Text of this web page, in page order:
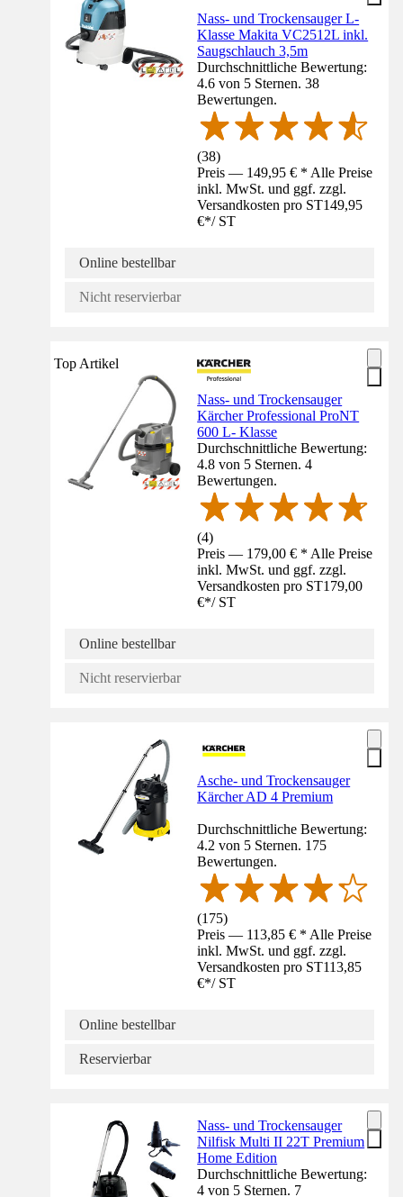
Nass- und Trockensauger L-
Klasse Makita VC2512L inkl.
Saugschlauch 3,5m
Durchschnittliche Bewertung:
4.6 von 5 Sternen. 38
Bewertungen.
(38)
Preis — 149,95 € * Alle Preise
inkl. MwSt. und ggf. zzgl.
Versandkosten pro ST149,95
€*/ ST
Online bestellbar
Nicht reservierbar
Top Artikel
Nass- und Trockensauger
Kärcher Professional ProNT
600 L- Klasse
Durchschnittliche Bewertung:
4.8 von 5 Sternen. 4
Bewertungen.
(4)
Preis — 179,00 € * Alle Preise
inkl. MwSt. und ggf. zzgl.
Versandkosten pro ST179,00
€*/ ST
Online bestellbar
Nicht reservierbar
Asche- und Trockensauger
Kärcher AD 4 Premium
Durchschnittliche Bewertung:
4.2 von 5 Sternen. 175
Bewertungen.
(175)
Preis — 113,85 € * Alle Preise
inkl. MwSt. und ggf. zzgl.
Versandkosten pro ST113,85
€*/ ST
Online bestellbar
Reservierbar
Nass- und Trockensauger
Nilfisk Multi II 22T Premium
Home Edition
Durchschnittliche Bewertung:
4 von 5 Sternen. 7